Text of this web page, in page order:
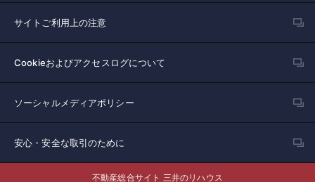
サイトご利用上の注意
Cookieおよびアクセスログについて
ソーシャルメディアポリシー
安心・安全な取引のために
不動産総合サイト 三井のリハウス